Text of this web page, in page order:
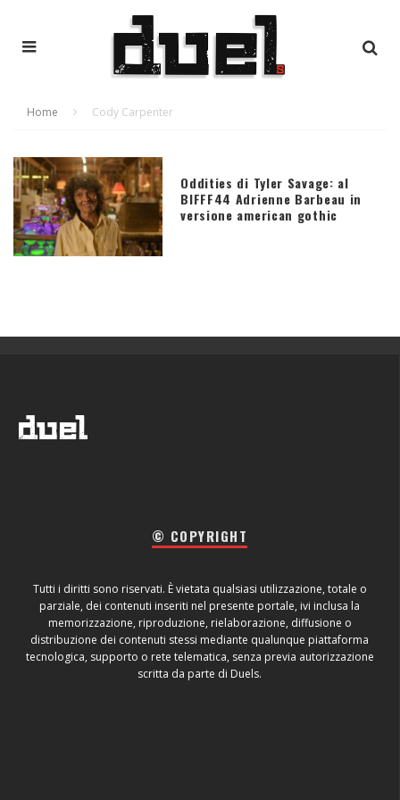
Home Cody Carpenter
Oddities di Tyler Savage: al
BIFFF44 Adrienne Barbeau in
versione american gothic
© COPYRIGHT
Tutti i diritti sono riservati. È vietata qualsiasi utilizzazione, totale o
parziale, dei contenuti inseriti nel presente portale, ivi inclusa la
memorizzazione, riproduzione, rielaborazione, diffusione o
distribuzione dei contenuti stessi mediante qualunque piattaforma
tecnologica, supporto o rete telematica, senza previa autorizzazione
scritta da parte di Duels.